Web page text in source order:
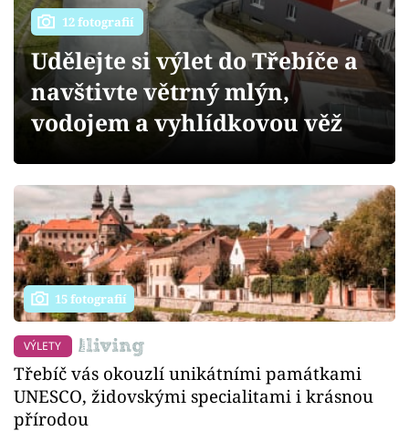
Přihlášení
Sledujte nás
12 fotografií
Udělejte si výlet do Třebíče a
navštivte větrný mlýn,
vodojem a vyhlídkovou věž
15 fotografií
VÝLETY
Třebíč vás okouzlí unikátními památkami
UNESCO, židovskými specialitami i krásnou
přírodou